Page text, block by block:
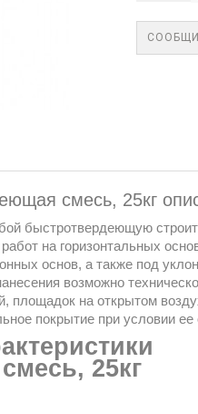
смесь, 25кг
быстротвердеющую
на горизонтальных
основ, а также под
возможно
площадок на открытом
покрытие при условии
25кг